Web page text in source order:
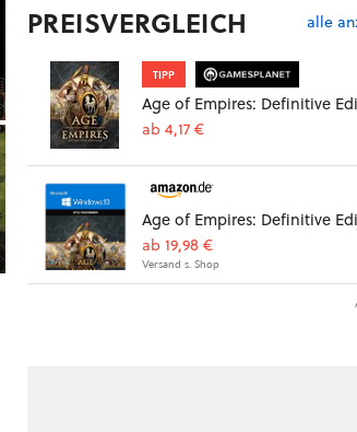
PREISVERGLEICH alle
TIPP
Age of Empires: Definitive
ab 4,17 €
Age of Empires: Definitive
ab 19,98 €
Versand s. Shop